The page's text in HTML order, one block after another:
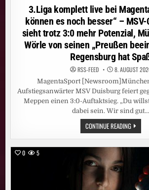
in
3.Liga komplett live bei
können es noch besser“ – MSV-
sieht trotz 3:0 mehr Potenzial,
Wörle von seinen „Preußen
Regensburg hat
RSS-FEED 8. AUGUST
MagentaSport
Aufstiegsanwärter MSV Duisburg feiert
Meppen einen 3:0-Auftaktsieg. „Du
dabei sein. Wir sind gut…
CONTINUE READING3.LIGA
KOMPLETT
LIVE
NOCH
BESSER“
0 5